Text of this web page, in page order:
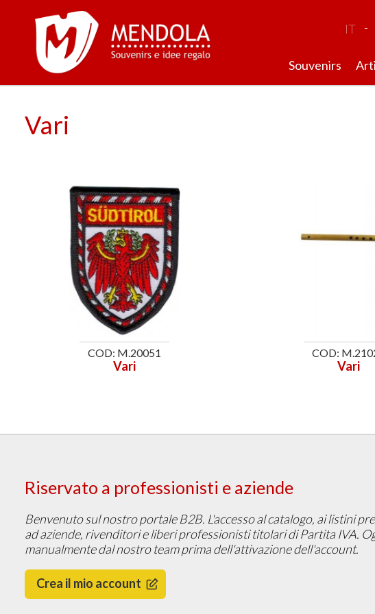
IT -
Souvenirs
Vari
COD: M.20051
Vari
COD:
Vari
Riservato a professionisti e aziende
Benvenuto sul nostro portale B2B. L'accesso al catalogo, ai listini
ad aziende, rivenditori e liberi professionisti titolari di Partita IVA.
manualmente dal nostro team prima dell'attivazione dell'account.
Crea il mio account